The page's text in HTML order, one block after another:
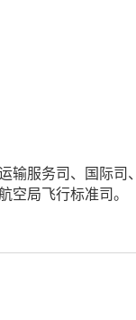
服务司、国际司
空局飞行标准司。